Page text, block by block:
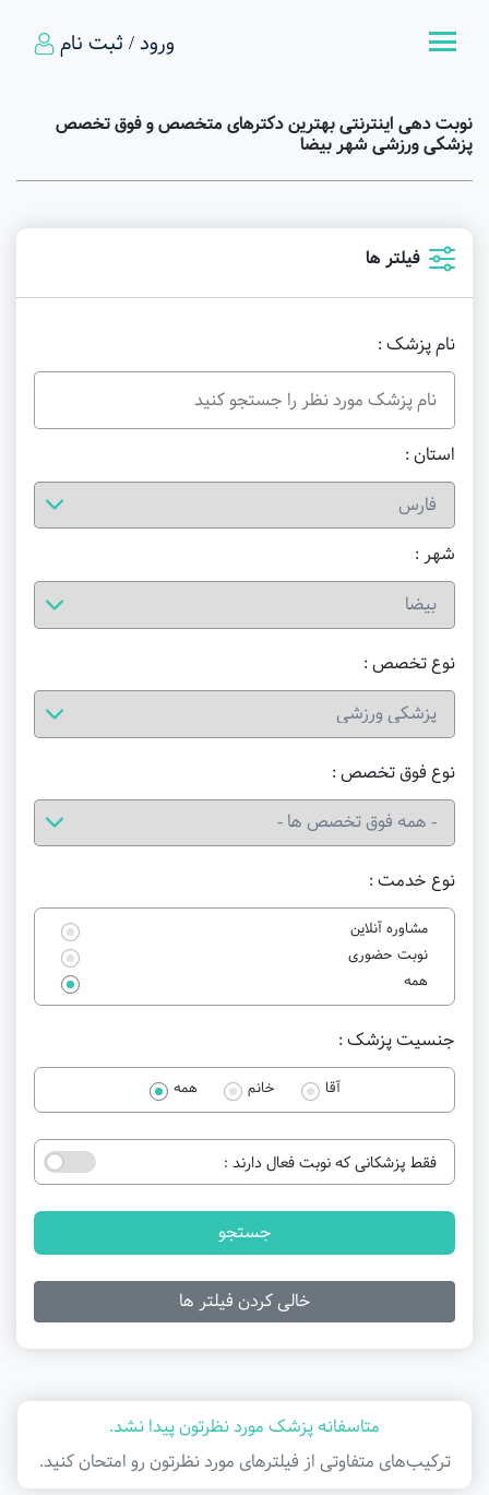
ورود / ثبت نام
نوبت دهی اینترنتی بهترین دکترهای متخصص و فوق تخصص
پزشکی ورزشی شهر بیضا
فیلتر ها
نام پزشک :
استان :
شهر :
نوع خدمت :
مشاوره آنلاین
نوبت حضوری
همه
نوع تخصص :
نوع فوق تخصص :
جنسیت پزشک :
آقا خانم همه
فقط پزشکانی که نوبت فعال دارند :
جستجو
خالی کردن فیلتر ها
متاسفانه پزشک مورد نظرتون پیدا نشد.
ترکیب‌های متفاوتی از فیلتر‌های مورد نظرتون رو امتحان کنید.